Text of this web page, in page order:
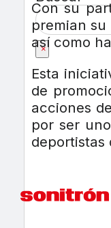
×
Con su
premian
así como
Esta
de
acciones
por ser
deportistas